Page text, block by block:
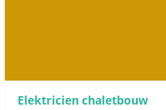
Elektricien chaletbouw